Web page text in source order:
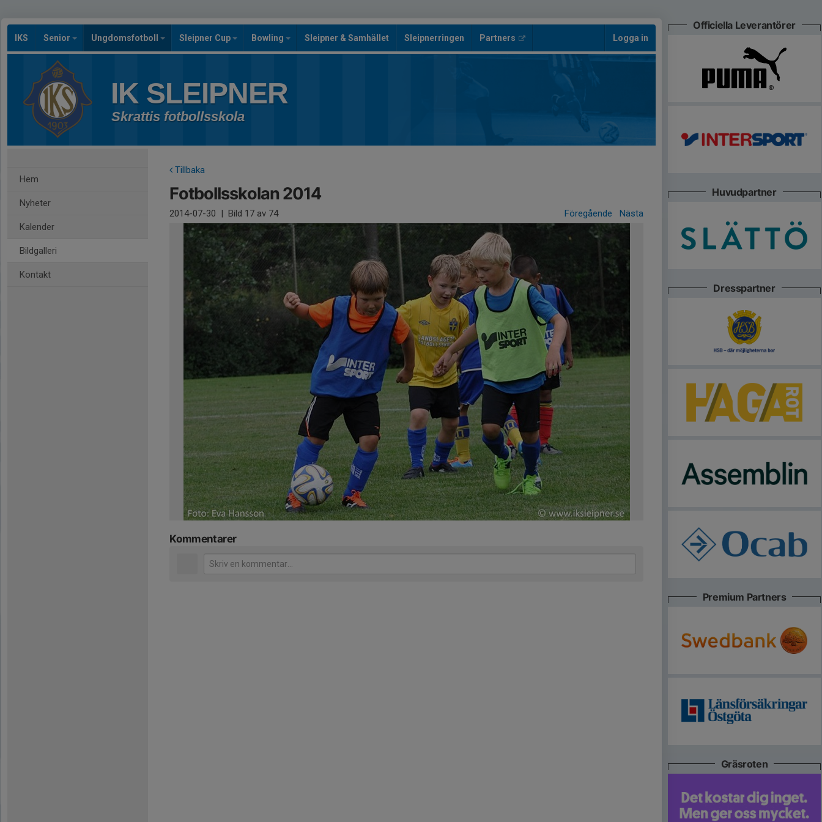
IKS Senior Ungdomsfotboll Sleipner Cup Bowling Sleipner & Samhället Sleipnerringen Partners Logga in
IK SLEIPNER
Skrattis fotbollsskola
Hem
Nyheter
Kalender
Bildgalleri
Kontakt
Tillbaka
Fotbollsskolan 2014
2014-07-30 | Bild 17 av 74 Föregående Nästa
Kommentarer
Officiella Leverantörer
Huvudpartner
Dresspartner
Premium Partners
Gräsroten